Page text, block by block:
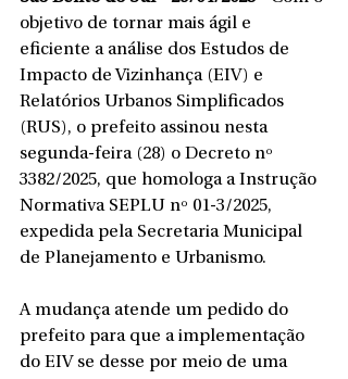
objetivo de tornar mais ágil e
eficiente a análise dos Estudos de
Impacto de Vizinhança (EIV) e
Relatórios Urbanos Simplificados
(RUS), o prefeito assinou nesta
segunda-feira (28) o Decreto nº
3382/2025, que homologa a Instrução
Normativa SEPLU nº 01-3/2025,
expedida pela Secretaria Municipal
de Planejamento e Urbanismo.
A mudança atende um pedido do
prefeito para que a implementação
do EIV se desse por meio de uma